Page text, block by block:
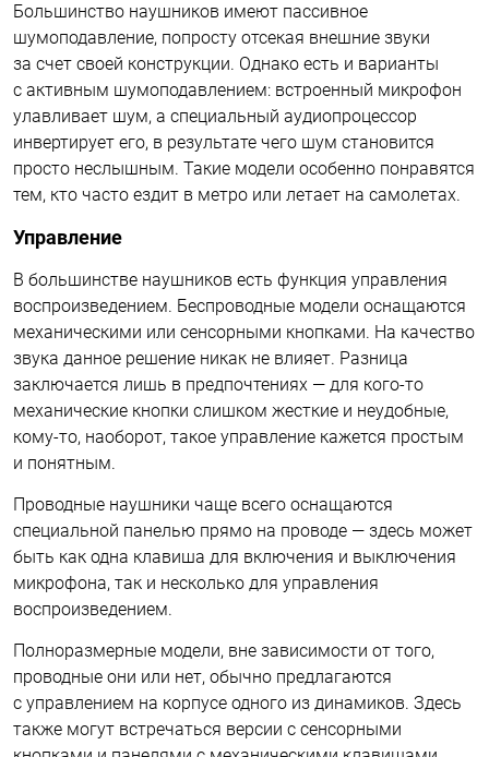
Большинство наушников имеют пассивное
шумоподавление, попросту отсекая внешние звуки
за счет своей конструкции. Однако есть и варианты
с активным шумоподавлением: встроенный микрофон
улавливает шум, а специальный аудиопроцессор
инвертирует его, в результате чего шум становится
просто неслышным. Такие модели особенно понравятся
тем, кто часто ездит в метро или летает на самолетах.
Управление
В большинстве наушников есть функция управления
воспроизведением. Беспроводные модели оснащаются
механическими или сенсорными кнопками. На качество
звука данное решение никак не влияет. Разница
заключается лишь в предпочтениях — для кого-то
механические кнопки слишком жесткие и неудобные,
кому-то, наоборот, такое управление кажется простым
и понятным.
Проводные наушники чаще всего оснащаются
специальной панелью прямо на проводе — здесь может
быть как одна клавиша для включения и выключения
микрофона, так и несколько для управления
воспроизведением.
Полноразмерные модели, вне зависимости от того,
проводные они или нет, обычно предлагаются
с управлением на корпусе одного из динамиков. Здесь
также могут встречаться версии с сенсорными